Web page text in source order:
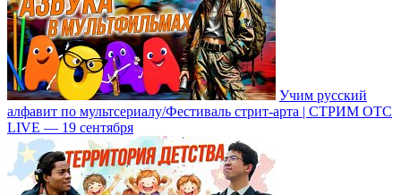
Учим русский
алфавит по мультсериалу/Фестиваль стрит-арта | СТРИМ ОТС
LIVE — 19 сентября